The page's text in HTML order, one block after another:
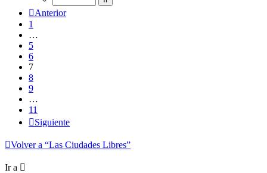
Anterior
1
…
5
6
7
8
9
…
11
Siguiente
Volver a “Las Ciudades Libres”
Ir a